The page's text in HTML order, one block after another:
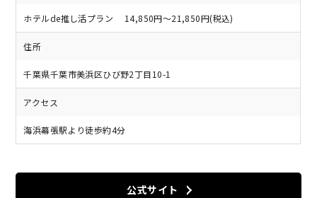
ホテルde推し活プラン 14,850円～21,850円(税込)
住所
千葉県千葉市美浜区ひび野2丁目10-1
アクセス
海浜幕張駅より徒歩約4分
公式サイト